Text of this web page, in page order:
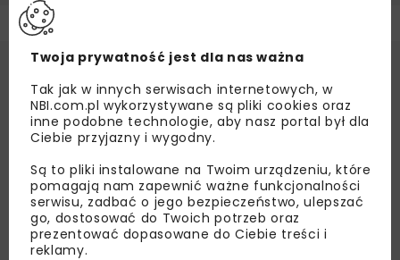
Twoja prywatność jest dla nas ważna
Tak jak w innych serwisach internetowych, w
NBI.com.pl wykorzystywane są pliki cookies oraz
inne podobne technologie, aby nasz portal był dla
Ciebie przyjazny i wygodny.
Są to pliki instalowane na Twoim urządzeniu, które
pomagają nam zapewnić ważne funkcjonalności
serwisu, zadbać o jego bezpieczeństwo, ulepszać
go, dostosować do Twoich potrzeb oraz
prezentować dopasowane do Ciebie treści i
reklamy.